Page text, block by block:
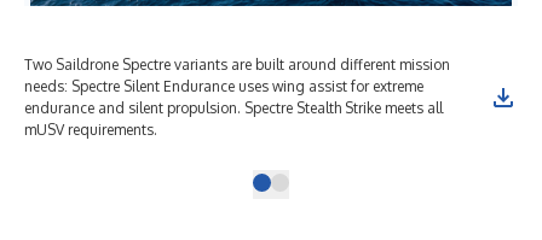
Two Saildrone Spectre variants are built around different mission
needs: Spectre Silent Endurance uses wing assist for extreme
endurance and silent propulsion. Spectre Stealth Strike meets all
mUSV requirements.